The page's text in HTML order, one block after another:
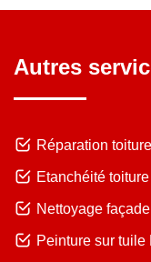
Autres
Réparation
Etanchéité
Nettoyage
Peinture sur